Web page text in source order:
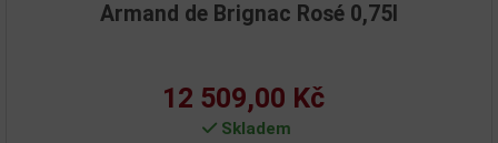
Armand de Brignac Rosé 0,75l
12 509,00 Kč
Skladem